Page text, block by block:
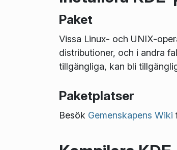
Paket
Vissa Linux- och UNIX-
distributioner, och i andra
tillgängliga, kan bli
Paketplatser
Besök Gemenskapens Wiki